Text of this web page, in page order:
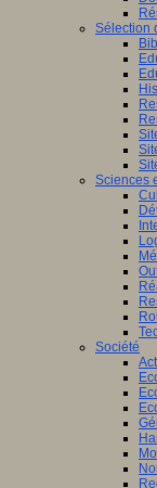
Sélection
Sciences
Société